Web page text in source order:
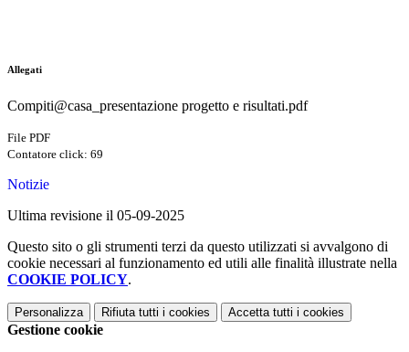
Allegati
Compiti@casa_presentazione progetto e risultati.pdf
File PDF
Contatore click: 69
Notizie
Ultima revisione il 05-09-2025
Questo sito o gli strumenti terzi da questo utilizzati si avvalgono di
cookie necessari al funzionamento ed utili alle finalità illustrate nella
COOKIE POLICY.
Personalizza Rifiuta tutti i cookies Accetta tutti i cookies
Gestione cookie